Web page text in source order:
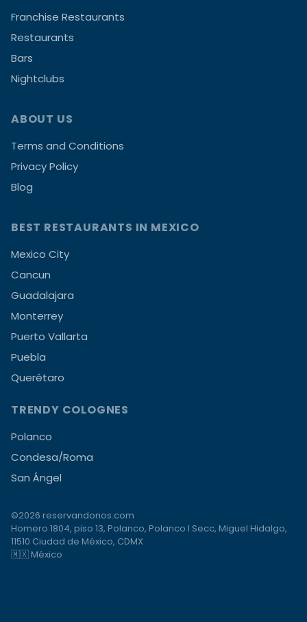
Franchise Restaurants
Restaurants
Bars
Nightclubs
ABOUT US
Terms and Conditions
Privacy Policy
Blog
BEST RESTAURANTS IN MEXICO
Mexico City
Cancun
Guadalajara
Monterrey
Puerto Vallarta
Puebla
Querétaro
TRENDY COLOGNES
Polanco
Condesa/Roma
San Ángel
©2026 reservandonos.com
Homero 1804, piso 13, Polanco, Polanco I Secc, Miguel Hidalgo,
11510 Ciudad de México, CDMX
🇲🇽 México